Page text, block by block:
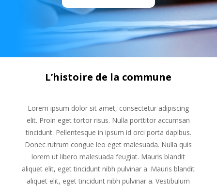
L’histoire de la commune
Lorem ipsum dolor sit amet, consectetur adipiscing
elit. Proin eget tortor risus. Nulla porttitor accumsan
tincidunt. Pellentesque in ipsum id orci porta dapibus.
Donec rutrum congue leo eget malesuada. Nulla quis
lorem ut libero malesuada feugiat. Mauris blandit
aliquet elit, eget tincidunt nibh pulvinar a. Mauris blandit
aliquet elit, eget tincidunt nibh pulvinar a. Vestibulum